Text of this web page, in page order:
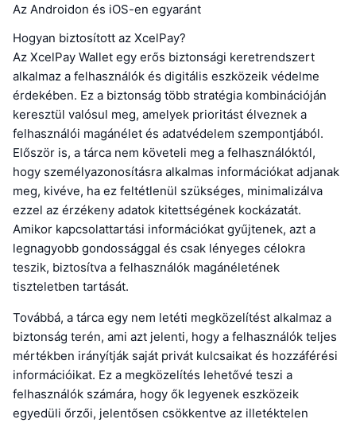
Az Androidon és iOS-en egyaránt
Hogyan biztosított az XcelPay?
Az XcelPay Wallet egy erős biztonsági keretrendszert
alkalmaz a felhasználók és digitális eszközeik védelme
érdekében. Ez a biztonság több stratégia kombinációján
keresztül valósul meg, amelyek prioritást élveznek a
felhasználói magánélet és adatvédelem szempontjából.
Először is, a tárca nem követeli meg a felhasználóktól,
hogy személyazonosításra alkalmas információkat adjanak
meg, kivéve, ha ez feltétlenül szükséges, minimalizálva
ezzel az érzékeny adatok kitettségének kockázatát.
Amikor kapcsolattartási információkat gyűjtenek, azt a
legnagyobb gondossággal és csak lényeges célokra
teszik, biztosítva a felhasználók magánéletének
tiszteletben tartását.
Továbbá, a tárca egy nem letéti megközelítést alkalmaz a
biztonság terén, ami azt jelenti, hogy a felhasználók teljes
mértékben irányítják saját privát kulcsaikat és hozzáférési
információikat. Ez a megközelítés lehetővé teszi a
felhasználók számára, hogy ők legyenek eszközeik
egyedüli őrzői, jelentősen csökkentve az illetéktelen